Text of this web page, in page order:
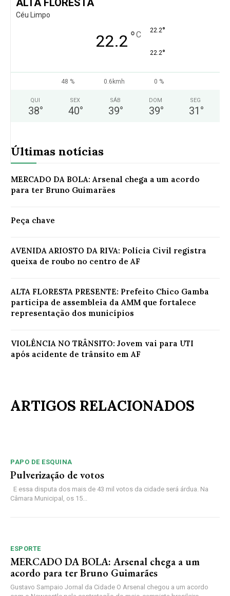
ALTA FLORESTA
Céu Limpo
22.2 °C 22.2°
22.2°
48 % 0.6kmh 0 %
QUI
38°
SEX
40°
SÁB
39°
DOM
39°
SEG
31 °
Últimas notícias
MERCADO DA BOLA: Arsenal chega a um acordo
para ter Bruno Guimarães
Peça chave
AVENIDA ARIOSTO DA RIVA: Polícia Civil registra
queixa de roubo no centro de AF
ALTA FLORESTA PRESENTE: Prefeito Chico Gamba
participa de assembleia da AMM que fortalece
representação dos municípios
VIOLÊNCIA NO TRÂNSITO: Jovem vai para UTI
após acidente de trânsito em AF
ARTIGOS RELACIONADOS
PAPO DE ESQUINA
Pulverização de votos
E essa disputa dos mais de 43 mil votos da cidade será árdua. Na
Câmara Municipal, os 15...
ESPORTE
MERCADO DA BOLA: Arsenal chega a um
acordo para ter Bruno Guimarães
Gustavo Sampaio Jornal da Cidade O Arsenal chegou a um acordo